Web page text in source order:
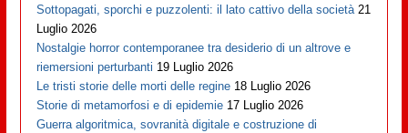
Sottopagati, sporchi e puzzolenti: il lato cattivo della società 21
Luglio 2026
Nostalgie horror contemporanee tra desiderio di un altrove e
riemersioni perturbanti 19 Luglio 2026
Le tristi storie delle morti delle regine 18 Luglio 2026
Storie di metamorfosi e di epidemie 17 Luglio 2026
Guerra algoritmica, sovranità digitale e costruzione di